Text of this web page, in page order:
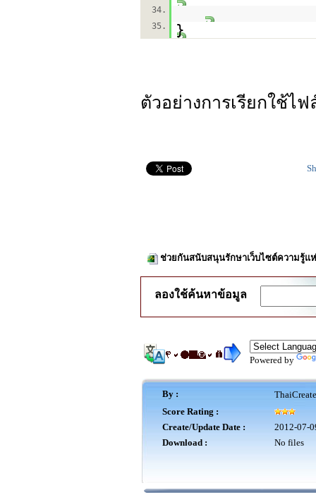
34.
35.
}
ตัวอย่างการเรียกใช้ไ
ช่วยกันสนับสนุนรักษาเว็บไซต์ความรู้แ
ลองใช้ค้นหาข้อมูล
Powered by
By :
Score Rating :
Create/Update Date :
2012-07-
Download :
No files